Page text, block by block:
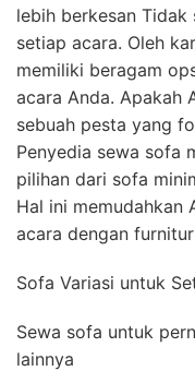
lebih berkesan Tidak
setiap acara. Oleh
memiliki beragam
acara Anda. Apakah
sebuah pesta yang
Penyedia sewa sofa
pilihan dari sofa
Hal ini memudahkan
acara dengan
Sofa Variasi untuk
Sewa sofa untuk
lainnya